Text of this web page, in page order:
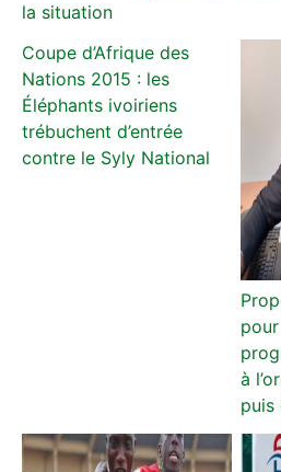
la situation
Coupe d’Afrique des
Nations 2015 : les
Éléphants ivoiriens
trébuchent d’entrée
contre le Syly National
à
puis